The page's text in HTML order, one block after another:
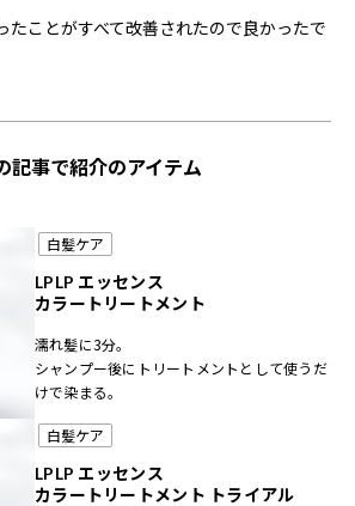
たことがすべて改善されたので良かったで
記事で紹介のアイテム
白髪ケア
LPLP エッセンス
カラートリートメント
濡れ髪に3分。
シャンプー後にトリートメントとして使うだ
けで染まる。
白髪ケア
LPLP エッセンス
カラートリートメント トライアル